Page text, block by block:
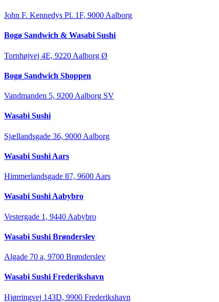
John F. Kennedys Pl. 1F, 9000 Aalborg
Bogø Sandwich & Wasabi Sushi
Tornhøjvej 4E, 9220 Aalborg Ø
Bogø Sandwich Shoppen
Vandmanden 5, 9200 Aalborg SV
Wasabi Sushi
Sjællandsgade 36, 9000 Aalborg
Wasabi Sushi Aars
Himmerlandsgade 87, 9600 Aars
Wasabi Sushi Aabybro
Vestergade 1, 9440 Aabybro
Wasabi Sushi Brønderslev
Algade 70 a, 9700 Brønderslev
Wasabi Sushi Frederikshavn
Hjørringvej 143D, 9900 Frederikshavn